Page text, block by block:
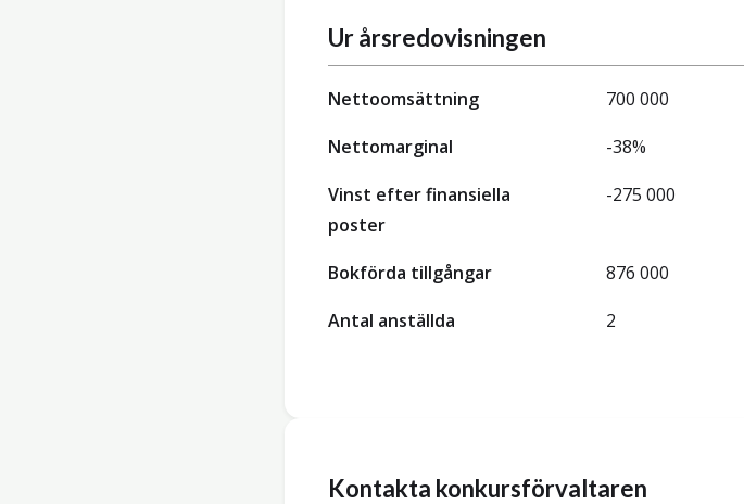
Ur årsredovisningen
Nettoomsättning
700 000
Nettomarginal
-38%
Vinst efter finansiella
poster
-275 000
Bokförda tillgångar
876 000
Antal anställda
2
Kontakta konkursförvaltaren